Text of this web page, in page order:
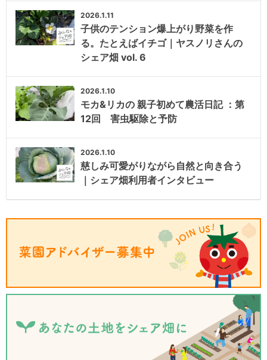
2026.1.11
子供のテンション爆上がり野菜を作
る。たとえばイチゴ｜ヤスノリさんの
シェア畑 vol. 6
2026.1.10
モカ&リカの 親子初めて農活日記 ：第
12回 害虫駆除と予防
2026.1.10
慈しみ可愛がりながら自然と向き合う
｜シェア畑利用者インタビュー